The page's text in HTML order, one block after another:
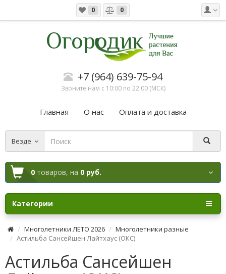
0 0
+7 (964) 639-75-94
Звоните нам с 10:00 по 22:00 (МСК)
Главная О нас Оплата и доставка
Везде
0 товаров, на 0 руб.
Категории
Многолетники ЛЕТО 2026
Многолетники разные
Астильба Сансейшен Лайтхаус (ОКС)
Астильба Сансейшен